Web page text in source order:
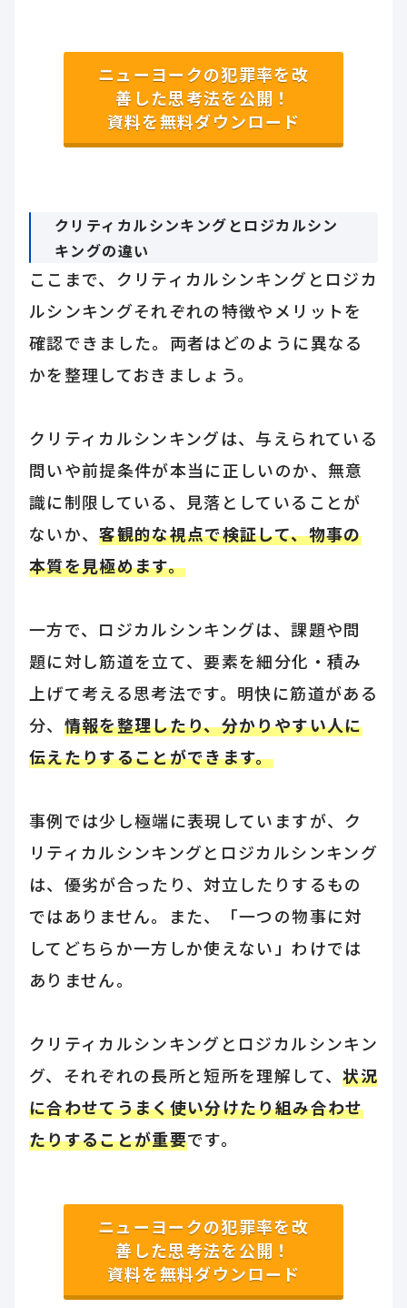
ニューヨークの犯罪率を改
善した思考法を公開！
資料を無料ダウンロード
クリティカルシンキングとロジカルシン
キングの違い
ここまで、クリティカルシンキングとロジカ
ルシンキングそれぞれの特徴やメリットを
確認できました。両者はどのように異なる
かを整理しておきましょう。
クリティカルシンキングは、与えられている
問いや前提条件が本当に正しいのか、無意
識に制限している、見落としていることが
ないか、客観的な視点で検証して、物事の
本質を見極めます。
一方で、ロジカルシンキングは、課題や問
題に対し筋道を立て、要素を細分化・積み
上げて考える思考法です。明快に筋道がある
分、 情報を整理したり、分かりやすい人に
伝えたりすることができます。
事例では少し極端に表現していますが、ク
リティカルシンキングとロジカルシンキング
は、優劣が合ったり、対立したりするもの
ではありません。また、「一つの物事に対
してどちらか一方しか使えない」わけでは
ありません。
クリティカルシンキングとロジカルシンキン
グ、それぞれの長所と短所を理解して、状況
に合わせてうまく使い分けたり組み合わせ
たりすることが重要です。
ニューヨークの犯罪率を改
善した思考法を公開！
資料を無料ダウンロード